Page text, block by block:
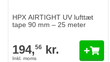
HPX AIRTIGHT UV lufttæt
tape 90 mm – 25 meter
194,56 kr.